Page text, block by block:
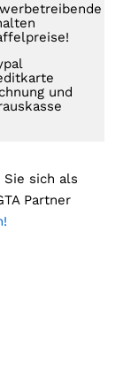
und
Sie sich als
Partner